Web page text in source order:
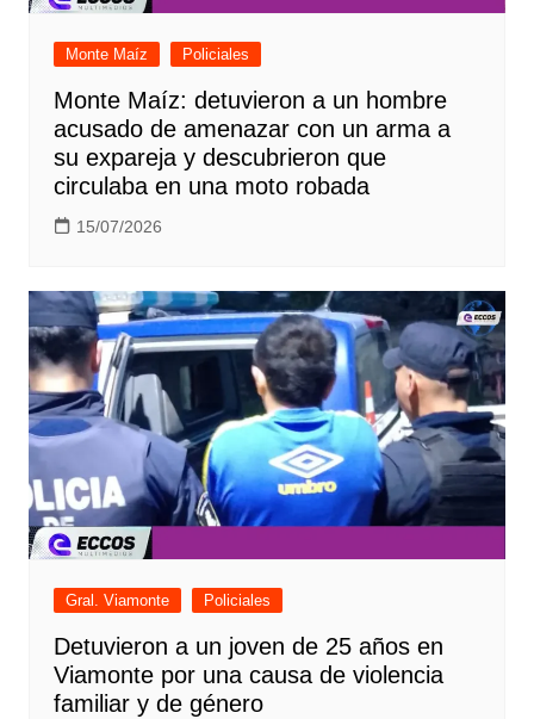
Monte Maíz Policiales
Monte Maíz: detuvieron a un hombre
acusado de amenazar con un arma a
su expareja y descubrieron que
circulaba en una moto robada
15/07/2026
Gral. Viamonte Policiales
Detuvieron a un joven de 25 años en
Viamonte por una causa de violencia
familiar y de género